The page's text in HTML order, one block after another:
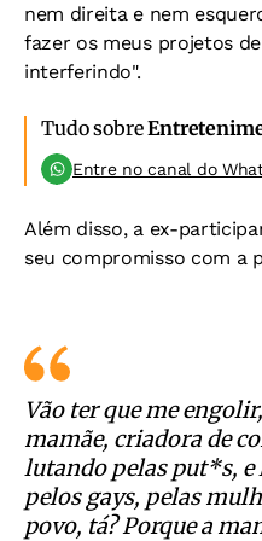
nem direita e nem
fazer os meus projetos
interferindo".
Tudo sobre
Entre no canal do
Além disso, a ex-
seu compromisso com a
Vão ter que me
mamãe, criadora de
lutando pelas put*s,
pelos gays, pelas
povo, tá? Porque a